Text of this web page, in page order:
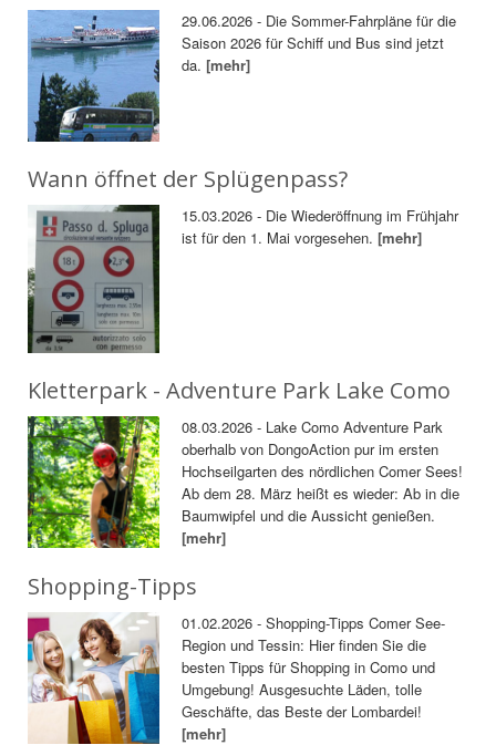
29.06.2026 - Die Sommer-Fahrpläne für die
Saison 2026 für Schiff und Bus sind jetzt
da.[mehr]
Wann öffnet der Splügenpass?
15.03.2026 - Die Wiederöffnung im Frühjahr
ist für den 1. Mai vorgesehen.[mehr]
Kletterpark - Adventure Park Lake Como
08.03.2026 - Lake Como Adventure Park
oberhalb von DongoAction pur im ersten
Hochseilgarten des nördlichen Comer Sees!
Ab dem 28. März heißt es wieder: Ab in die
Baumwipfel und die Aussicht genießen.
[mehr]
Shopping-Tipps
01.02.2026 - Shopping-Tipps Comer See-
Region und Tessin: Hier finden Sie die
besten Tipps für Shopping in Como und
Umgebung! Ausgesuchte Läden, tolle
Geschäfte, das Beste der Lombardei!
[mehr]